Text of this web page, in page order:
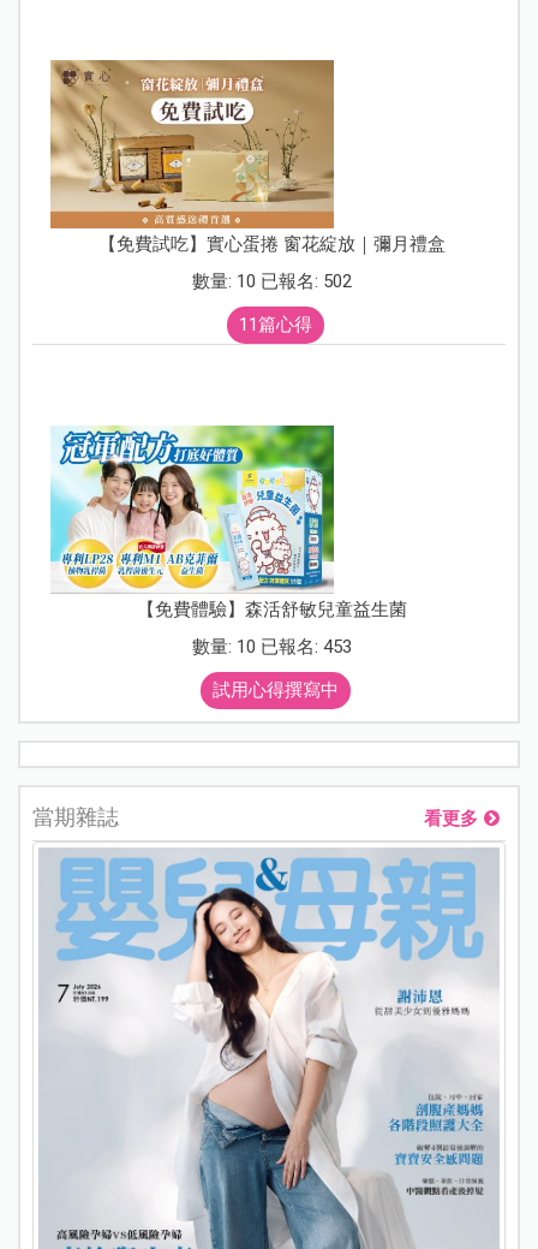
【免費試吃】實心蛋捲 窗花綻放｜彌月禮盒
數量: 10 已報名: 502
11篇心得
【免費體驗】森活舒敏兒童益生菌
數量: 10 已報名: 453
試用心得撰寫中
當期雜誌 看更多